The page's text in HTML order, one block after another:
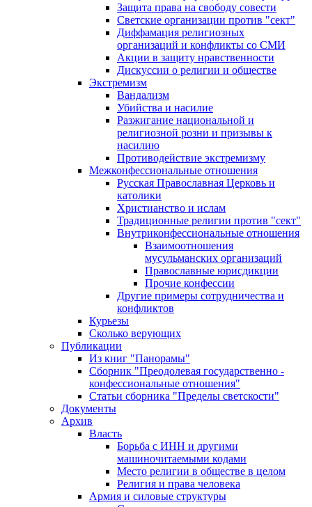
Защита права на свободу совести
Светские организации против "сект"
Диффамация религиозных
организаций и конфликты со СМИ
Акции в защиту нравственности
Дискуссии о религии и обществе
Экстремизм
Вандализм
Убийства и насилие
Разжигание национальной и
религиозной розни и призывы к
насилию
Противодействие экстремизму
Межконфессиональные отношения
Русская Православная Церковь и
католики
Христианство и ислам
Традиционные религии против "сект"
Внутриконфессиональные отношения
Взаимоотношения
мусульманских организаций
Православные юрисдикции
Прочие конфессии
Другие примеры сотрудничества и
конфликтов
Курьезы
Сколько верующих
Публикации
Из книг "Панорамы"
Сборник "Преодолевая государственно -
конфессиональные отношения"
Статьи сборника "Пределы светскости"
Документы
Архив
Власть
Борьба с ИНН и другими
машиночитаемыми кодами
Место религии в обществе в целом
Религия и права человека
Армия и силовые структуры